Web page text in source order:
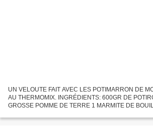
UN VELOUTE FAIT AVEC LES POTIMARRON DE
AU THERMOMIX. INGRÉDIENTS: 600GR DE
GROSSE POMME DE TERRE 1 MARMITE DE
CROUTONS PRÉPARATION: peler et...